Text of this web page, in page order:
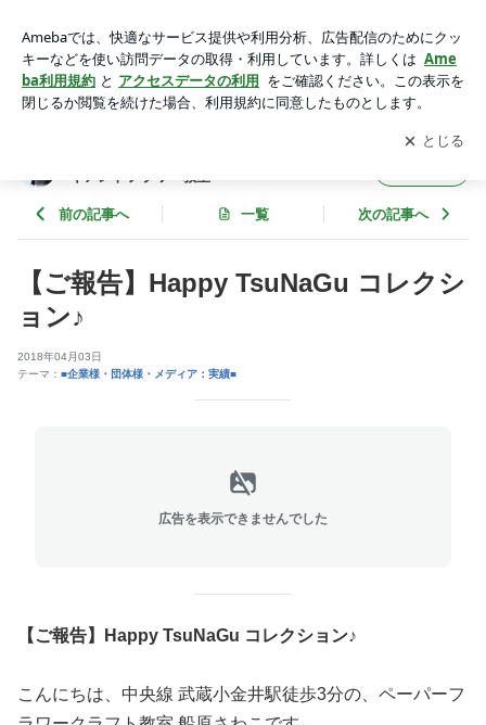
教室ペーパーフラワー・ジャイアントフラワー教室
アプリをダウンロードして ブログの更新通知
を受け取りまし
ょう。
開く
イアントフラワー教室
前の記事へ 一覧 次の記事へ
【ご報告】Happy TsuNaGu コレクシ
ョン♪
2018年04月03日
テーマ： ■企業様・団体様・メディア：実績■
広告を表示できませんでした
【ご報告】Happy TsuNaGu コレクション♪
こんにちは、中央線 武蔵小金井駅徒歩3分の、ペーパーフ